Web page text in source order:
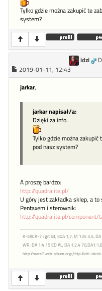
Tylko gdzie można zakupić te
system?
idzi
2019-01-11, 12:43
jarkar,
jarkar napisał/a:
Dzięki za info.
Tylko gdzie można
pod nasz system?
A proszę bardzo:
http://quadralite.pl/
U góry jest zakładka sklep, a
Pentaxem i sterownik:
http://quadralite.pl/component/
K-5IIs K-7 i git kit, 50A 1,7, M 135 3,5,
WR, DA 1:4 15 ED AL, DA 1:2,4
http://mare7.web-album.org/,http://idzi-